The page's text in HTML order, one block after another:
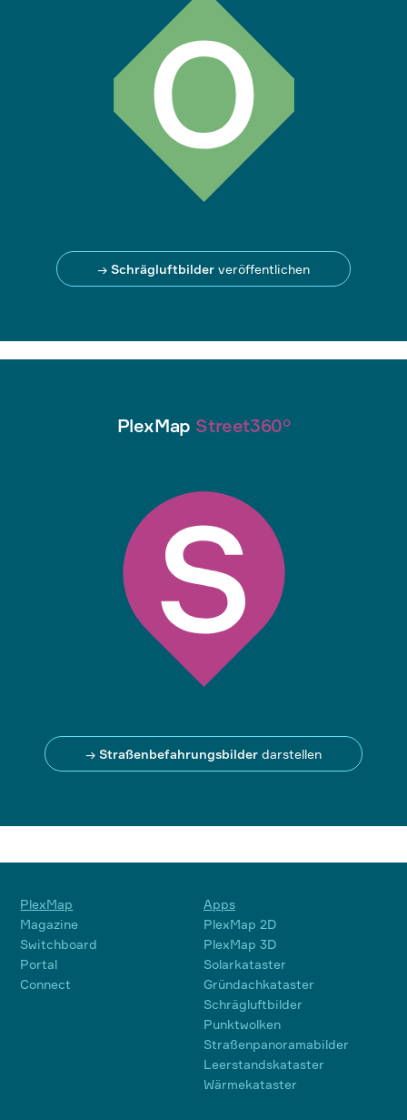
→ Schrägluftbilder veröffentlichen
PlexMap Street360°
→ Straßenbefahrungsbilder darstellen
PlexMap
Magazine
Switchboard
Portal
Connect
Apps
PlexMap 2D
PlexMap 3D
Solarkataster
Gründachkataster
Schrägluftbilder
Punktwolken
Straßenpanoramabilder
Leerstandskataster
Wärmekataster